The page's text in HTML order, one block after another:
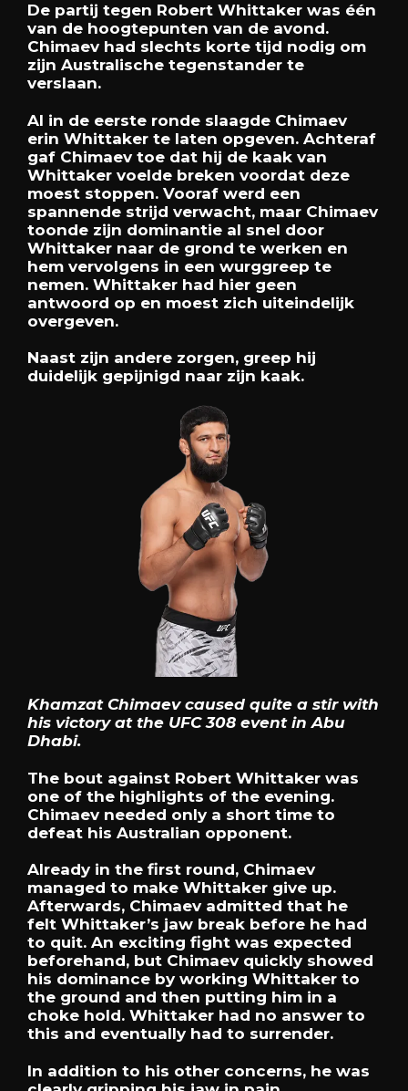
De partij tegen Robert Whittaker was één
van de hoogtepunten van de avond.
Chimaev had slechts korte tijd nodig om
zijn Australische tegenstander te
verslaan.
Al in de eerste ronde slaagde Chimaev
erin Whittaker te laten opgeven. Achteraf
gaf Chimaev toe dat hij de kaak van
Whittaker voelde breken voordat deze
moest stoppen. Vooraf werd een
spannende strijd verwacht, maar Chimaev
toonde zijn dominantie al snel door
Whittaker naar de grond te werken en
hem vervolgens in een wurggreep te
nemen. Whittaker had hier geen
antwoord op en moest zich uiteindelijk
overgeven.
Naast zijn andere zorgen, greep hij
duidelijk gepijnigd naar zijn kaak.
Khamzat Chimaev caused quite a stir with
his victory at the UFC 308 event in Abu
Dhabi.
The bout against Robert Whittaker was
one of the highlights of the evening.
Chimaev needed only a short time to
defeat his Australian opponent.
Already in the first round, Chimaev
managed to make Whittaker give up.
Afterwards, Chimaev admitted that he
felt Whittaker’s jaw break before he had
to quit. An exciting fight was expected
beforehand, but Chimaev quickly showed
his dominance by working Whittaker to
the ground and then putting him in a
choke hold. Whittaker had no answer to
this and eventually had to surrender.
In addition to his other concerns, he was